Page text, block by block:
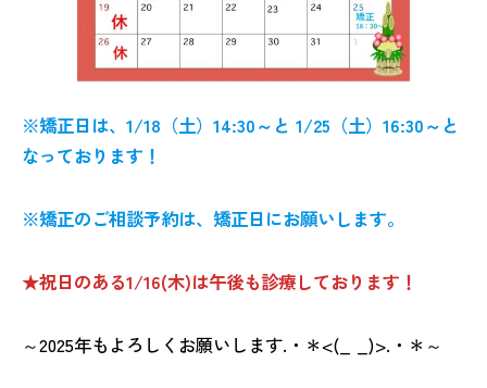
※矯正日は、1/18（土）14:30～と 1/25（土）16:30～と
なっております！
※矯正のご相談予約は、矯正日にお願いします。
★祝日のある1/16(木)は午後も診療しております！
～2025年もよろしくお願いします.・＊<(_ _)>.・＊～